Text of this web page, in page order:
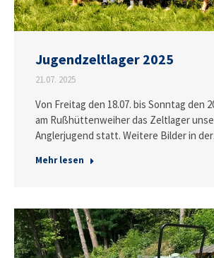
Jugendzeltlager 2025
21.07. 2025
Von Freitag den 18.07. bis Sonntag den
am Rußhüttenweiher das Zeltlager
Anglerjugend statt. Weitere Bilder in
Mehr lesen